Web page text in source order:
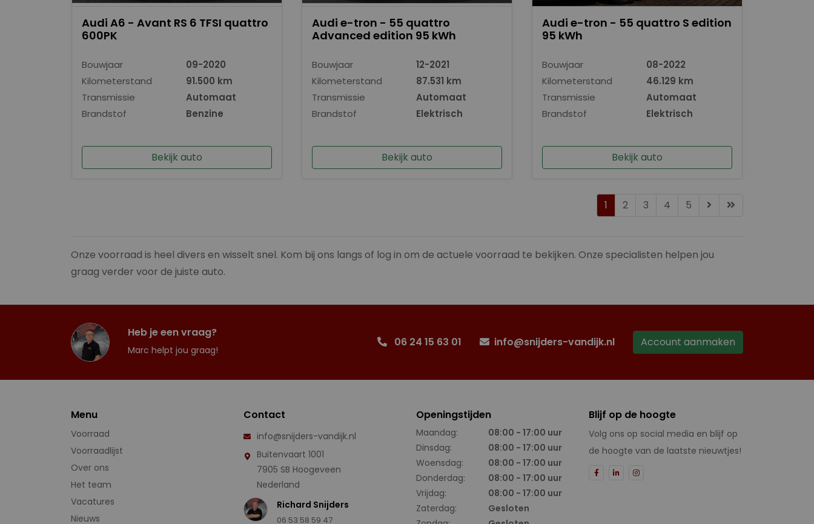
Audi A6 - Avant RS 6 TFSI quattro
600PK
Bouwjaar
09-2020
Kilometerstand
91.500 km
Transmissie
Automaat
Brandstof
Benzine
Bekijk auto
Audi e-tron - 55 quattro
Advanced edition 95 kWh
Bouwjaar
12-2021
Kilometerstand
87.531 km
Transmissie
Automaat
Brandstof
Elektrisch
Bekijk auto
Audi e-tron - 55 quattro S edition
95 kWh
Bouwjaar
08-2022
Kilometerstand
46.129 km
Transmissie
Automaat
Brandstof
Elektrisch
Bekijk auto
1 2 3 4 5
Onze voorraad is heel divers en wisselt snel. Kom bij ons langs of log in om de actuele voorraad te bekijken. Onze specialisten helpen jou
graag verder voor de juiste auto.
Heb je een vraag?
Marc helpt jou graag!
06 24 15 63 01 info@snijders-vandijk.nl Account aanmaken
Menu
Voorraad
Voorraadlijst
Over ons
Het team
Vacatures
Nieuws
Contact
info@snijders-vandijk.nl
Buitenvaart 1001
7905 SB Hoogeveen
Nederland
Richard Snijders
06 53 58 59 47
Openingstijden
Maandag:
08:00 - 17:00 uur
Dinsdag:
08:00 - 17:00 uur
Woensdag:
08:00 - 17:00 uur
Donderdag:
08:00 - 17:00 uur
Vrijdag:
08:00 - 17:00 uur
Zaterdag:
Gesloten
Blijf op de hoogte
Volg ons op social media en blijf op
de hoogte van de laatste nieuwtjes!